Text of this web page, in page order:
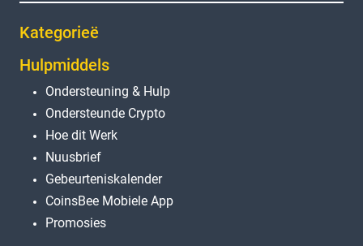
Kategorieë
Hulpmiddels
Ondersteuning & Hulp
Ondersteunde Crypto
Hoe dit Werk
Nuusbrief
Gebeurteniskalender
CoinsBee Mobiele App
Promosies